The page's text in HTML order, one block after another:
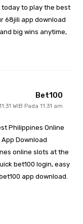
to play the best
68jili app download
big wins anytime,
Bet100
WIB Pada 11:31 am
Philippines Online
App Download
online slots at the
bet100 login, easy
app download.